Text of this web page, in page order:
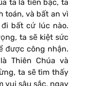
ta là tiền bạc, ta
toán, và bất an vì
bất cứ lúc nào.
ta sẽ kiệt sức
được công nhận.
Thiên Chúa và
ta sẽ tìm thấy
vui sâu sắc, ngay